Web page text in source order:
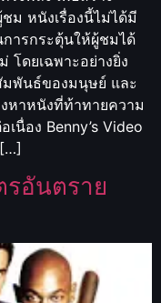
ม หนังเรื่องนี้ไม่ได้มี
การกระตุ้นให้ผู้ชมได้
ดยเฉพาะอย่างยิ่ง
พันธ์ของมนุษย์ และ
หาหนังที่ท้าทายความ
นื่อง Benny’s Video
รอันตราย